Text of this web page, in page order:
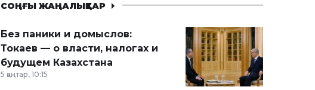
СОҢҒЫ ЖАҢАЛЫҚТАР
Без паники и домыслов:
Токаев — о власти, налогах и
будущем Казахстана
5 қаңтар, 10:15